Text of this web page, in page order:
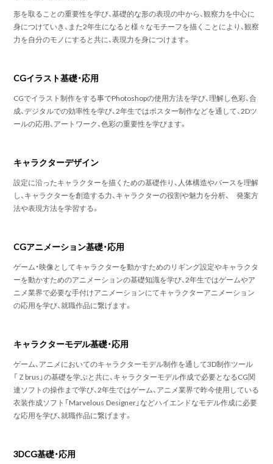
形を取ることの重要性を学び、基礎的な形の表現の中から、観察力を中心に
身につけていき、また2年生になると様々なモチーフを描くことにより、観察
力を自分のモノにすると共に、表現力を身につけます。
CGイラスト基礎・応用
CGでイラスト制作をする事でPhotoshopの使用方法を学び、理解し色彩、合
成、デジタルでの効率性を学び、2年生ではポスター制作などを通して、2Dツ
ールの応用、アートワーク、色彩の重要性を学びます。
キャラクターデザイン
設定に沿ったキャラクターを描くための基礎作り、人体構造やバースを理解
し、キャラクターを創造する力、キャラクターの役割や魅力を分析、 発案方
法や表現方法を学習する。
CGアニメーション基礎・応用
ゲーム・映像としてキャラクターを動かすためのリギング設定やキャラクタ
ーを動かすためのアニメーションの基礎知識を学び、2年生ではゲームやア
ニメ業界で必要な手付けアニメーションにてキャラクターアニメーション
の応用を学び、就職作品に繋げます。
キャラクターモデル基礎・応用
ゲーム、アニメにおいてのキャラクターモデル制作を通して3D制作ツール
「Ｚbrus」の基礎を学ぶと共に、キャラクターモデル作成で必要となるCG関
連ソフトの操作まで学び、2年生ではゲーム、アニメ業界で昨今使用している
衣装作成ソフト「Marvelous Designer」などハイエンドなモデル作成に必要
な応用を学び、就職作品に繋げます。
3DCG基礎・応用